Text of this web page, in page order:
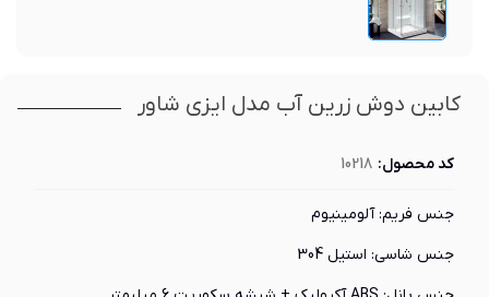
کابین دوش زرین آب مدل ایزی شاور
کد محصول: 10218
جنس فریم: آلومینیوم
جنس شاسی: استیل 304